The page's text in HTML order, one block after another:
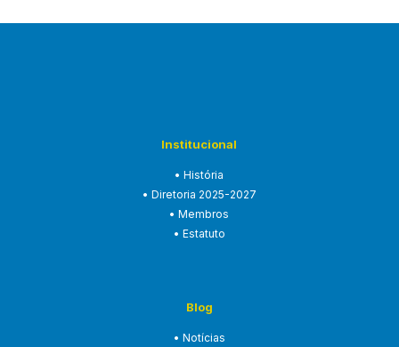
dos B…
Institucional
• História
• Diretoria 2025-2027
• Membros
• Estatuto
Blog
• Notícias